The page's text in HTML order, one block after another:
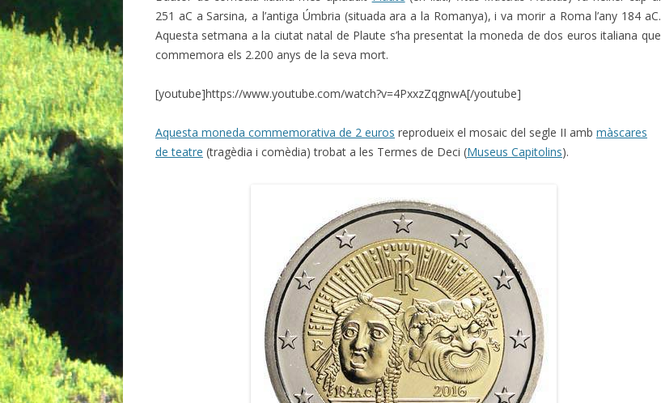
251 aC a Sarsina, a l’antiga Úmbria (situada ara a la Romanya), i va morir a Roma l’any 184 aC.
Aquesta setmana a la ciutat natal de Plaute s’ha presentat la moneda de dos euros italiana que
commemora els 2.200 anys de la seva mort.
[youtube]https://www.youtube.com/watch?v=4PxxzZqgnwA[/youtube]
Aquesta moneda commemorativa de 2 euros reprodueix el mosaic del segle II amb màscares
de teatre (tragèdia i comèdia) trobat a les Termes de Deci (Museus Capitolins).